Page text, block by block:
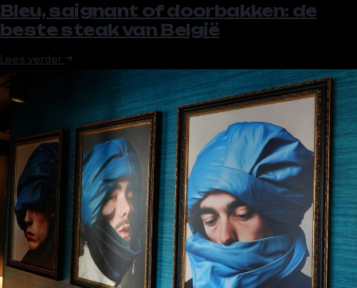
Bleu, saignant of doorbakken: de
beste steak van België
Lees verder